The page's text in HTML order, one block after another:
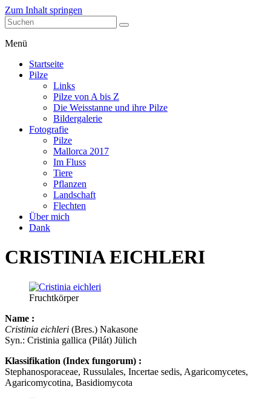
Zum Inhalt springen
Menü
Startseite
Pilze
Links
Pilze von A bis Z
Die Weisstanne und ihre Pilze
Bildergalerie
Fotografie
Pilze
Mallorca 2017
Im Fluss
Tiere
Pflanzen
Landschaft
Flechten
Über mich
Dank
CRISTINIA EICHLERI
Fruchtkörper
Name :
Cristinia eichleri (Bres.) Nakasone
Syn.: Cristinia gallica (Pilát) Jülich
Klassifikation (Index fungorum) :
Stephanosporaceae, Russulales, Incertae sedis, Agaricomycetes,
Agaricomycotina, Basidiomycota